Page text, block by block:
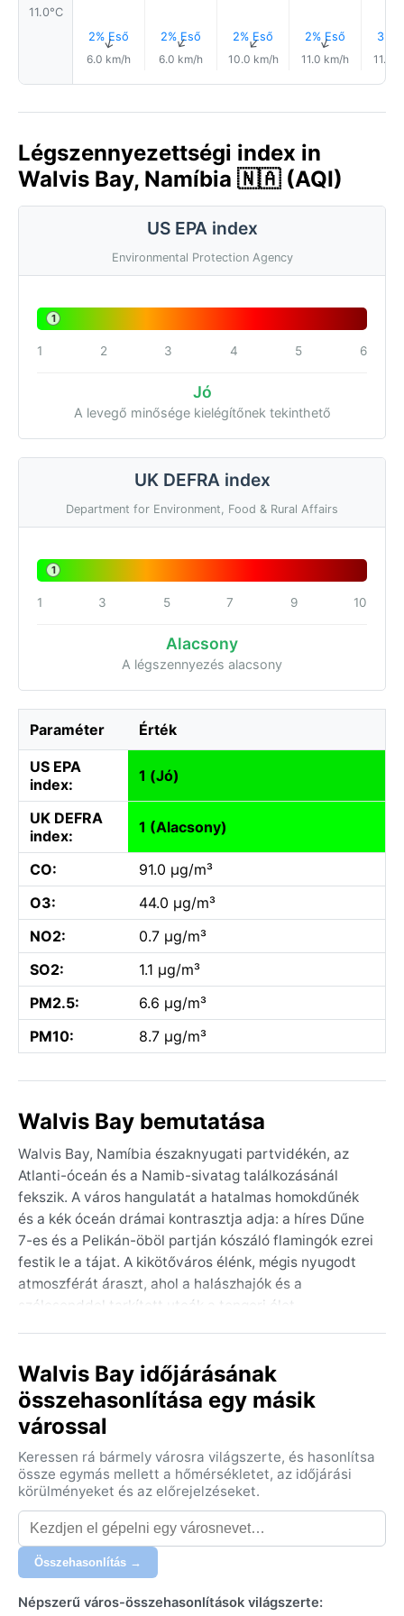
11.0°C
2% Eső
↑
6.0 km/h
2% Eső
↑
6.0 km/h
2% Eső
↑
10.0 km/h
2% Eső
↑
11.0 km/h
3%
11.0
Légszennyezettségi index in
Walvis Bay, Namíbia 🇳🇦 (AQI)
US EPA index
Environmental Protection Agency
1
1 2 3 4 5 6
Jó
A levegő minősége kielégítőnek tekinthető
UK DEFRA index
Department for Environment, Food & Rural Affairs
1
1 3 5 7 9 10
Alacsony
A légszennyezés alacsony
Paraméter Érték
US EPA
index:
1 (Jó)
UK DEFRA
index:
1 (Alacsony)
CO:
91.0 µg/m³
O3:
44.0 µg/m³
NO2:
0.7 µg/m³
SO2:
1.1 µg/m³
PM2.5:
6.6 µg/m³
PM10:
8.7 µg/m³
Walvis Bay bemutatása
Walvis Bay, Namíbia északnyugati partvidékén, az
Atlanti-óceán és a Namib-sivatag találkozásánál
fekszik. A város hangulatát a hatalmas homokdűnék
és a kék óceán drámai kontrasztja adja: a híres Dűne
7-es és a Pelikán-öböl partján kószáló flamingók ezrei
festik le a tájat. A kikötőváros élénk, mégis nyugodt
atmoszférát áraszt, ahol a halászhajók és a
szélcsenddel tarkított utcák a tengeri élet
ami misztikus köntösbe burkolja a környéket.
A város éghajlata a hideg sivatagi (BWk) osztályba
tartozik, ami enyhe teleket és hűvös nyarakat jelent. A
hőmérséklet ritkán haladja meg a 25°C-ot, az éjszakák
azonban hűvösek, 10°C körül alakulnak. A tél (június–
augusztus) száraz és napos, a nappali hőmérséklet
18–20°C, éjszaka pedig akár 5°C-ra is lehűlhet. A
csapadék rendkívül kevés, éves szinten alig 10 mm, a
páratartalom viszont a sűrű köd miatt gyakran magas,
főként reggelente. Célszerű réteges öltözködést és
Walvis Bay időjárásának
összehasonlítása egy másik
várossal
Keressen rá bármely városra világszerte, és hasonlítsa
össze egymás mellett a hőmérsékletet, az időjárási
körülményeket és az előrejelzéseket.
Összehasonlítás →
Népszerű város-összehasonlítások világszerte: